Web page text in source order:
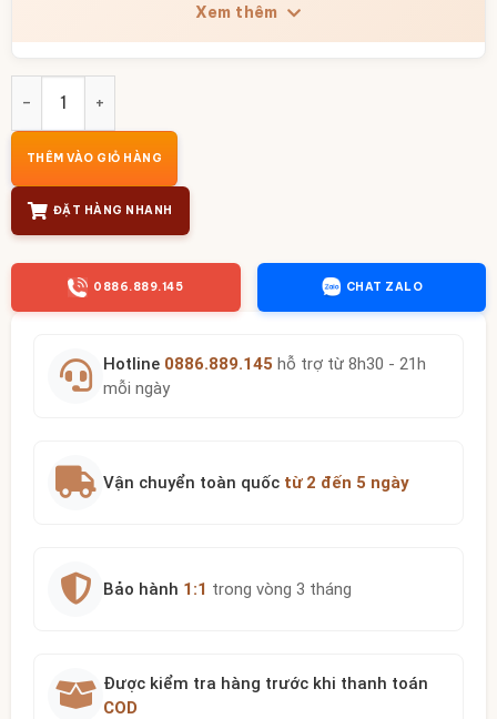
Xem thêm
THÊM VÀO GIỎ HÀNG
ĐẶT HÀNG NHANH
0886.889.145 CHAT ZALO
Hotline 0886.889.145 hỗ trợ từ 8h30 - 21h
mỗi ngày
Vận chuyển toàn quốc từ 2 đến 5 ngày
Bảo hành 1:1 trong vòng 3 tháng
Được kiểm tra hàng trước khi thanh toán
COD